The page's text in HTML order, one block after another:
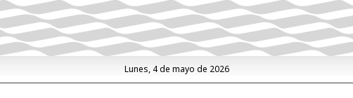
Lunes, 4 de mayo de 2026